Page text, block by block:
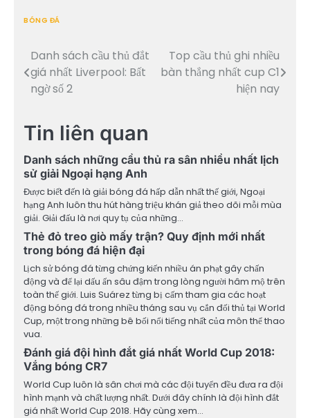
BÓNG ĐÁ
Điều
hướng
viết
Danh sách cầu thủ đắt
giá nhất Liverpool: Bất
ngờ số 2
Top cầu thủ ghi nhiều
bàn thắng nhất cup C1
hiện nay
Tin liên quan
Danh sách những cầu thủ ra sân nhiều nhất lịch
sử giải Ngoại hạng Anh
Được biết đến là giải bóng đá hấp dẫn nhất thế giới, Ngoại
hạng Anh luôn thu hút hàng triệu khán giả theo dõi mỗi mùa
giải. Giải đấu là nơi quy tụ của những…
Thẻ đỏ treo giò mấy trận? Quy định mới nhất
trong bóng đá hiện đại
Lịch sử bóng đá từng chứng kiến nhiều án phạt gây chấn
động và để lại dấu ấn sâu đậm trong lòng người hâm mộ trên
toàn thế giới. Luis Suárez từng bị cấm tham gia các hoạt
động bóng đá trong nhiều tháng sau vụ cắn đối thủ tại World
Cup, một trong những bê bối nổi tiếng nhất của môn thể thao
vua.
Đánh giá đội hình đắt giá nhất World Cup 2018:
Vắng bóng CR7
World Cup luôn là sân chơi mà các đội tuyển đều đưa ra đội
hình mạnh và chất lượng nhất. Dưới đây chính là đội hình đắt
giá nhất World Cup 2018. Hãy cùng xem…